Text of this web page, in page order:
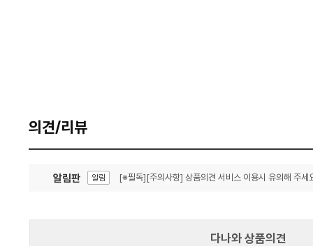
의견/리뷰
알림판 알림 [※필독][주의사항] 상품의견 서비스 이용시 유의해 주세
다나와 상품의견